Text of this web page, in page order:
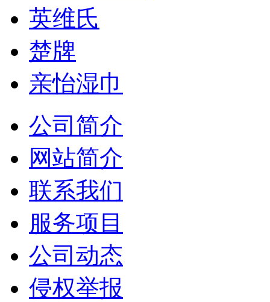
英维氏
楚牌
亲怡湿巾
公司简介
网站简介
联系我们
服务项目
公司动态
侵权举报